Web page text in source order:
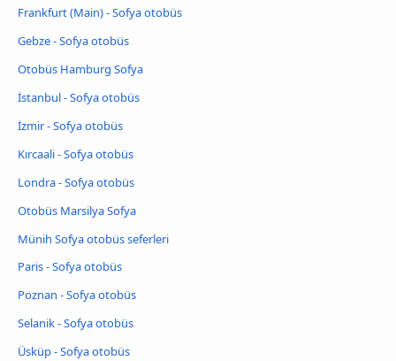
Frankfurt (Main) - Sofya otobüs
Gebze - Sofya otobüs
Otobüs Hamburg Sofya
İstanbul - Sofya otobüs
İzmir - Sofya otobüs
Kırcaali - Sofya otobüs
Londra - Sofya otobüs
Otobüs Marsilya Sofya
Münih Sofya otobüs seferleri
Paris - Sofya otobüs
Poznan - Sofya otobüs
Selanik - Sofya otobüs
Üsküp - Sofya otobüs